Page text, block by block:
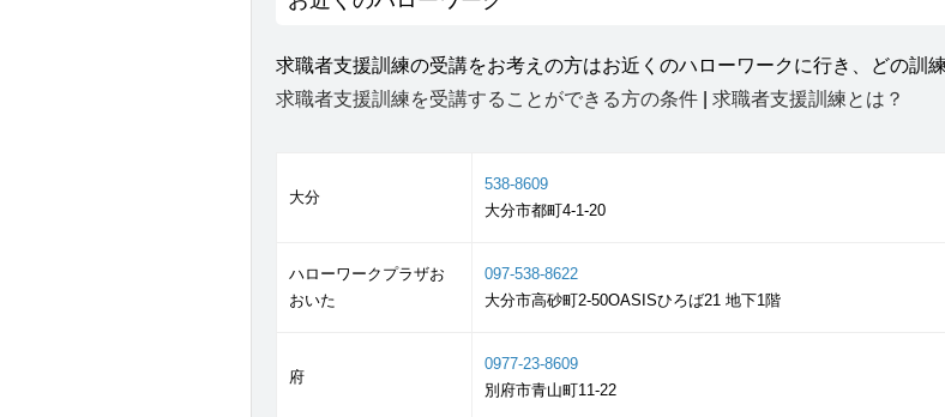
求職者支援訓練の受講をお考えの方はお近くのハローワークに行き、どの訓
求職者支援訓練を受講することができる方の条件
求職者支援訓練とは？
大分
538-8609
大分市都町4-1-20
ハローワークプラザお
おいた
097-538-8622
大分市高砂町2-50OASISひろば21 地下1階
府
0977-23-8609
別府市青山町11-22